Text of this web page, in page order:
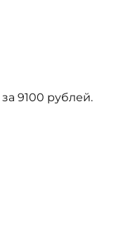
9100 рублей.